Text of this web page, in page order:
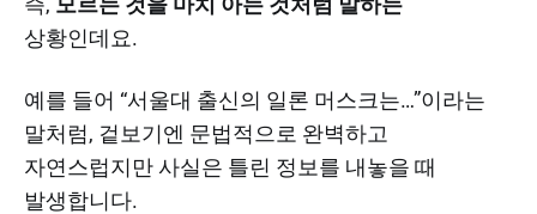
상황인데요.
예를 들어 “서울대 출신의 일론 머스크는…”이라는
말처럼, 겉보기엔 문법적으로 완벽하고
자연스럽지만 사실은 틀린 정보를 내놓을 때
발생합니다.